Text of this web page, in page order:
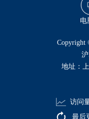
电
​Copyright
地址：
访问
最后